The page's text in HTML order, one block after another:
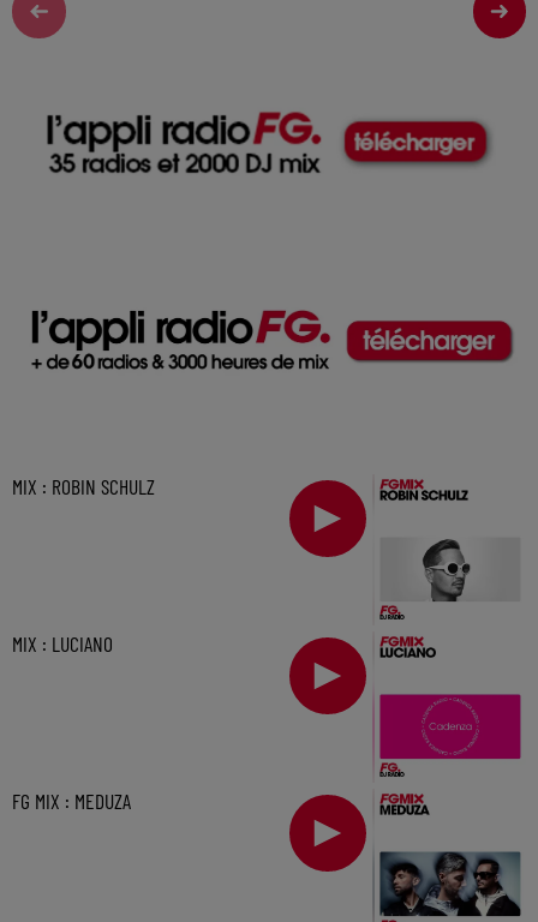
MIX : ROBIN SCHULZ
MIX : LUCIANO
FG MIX : MEDUZA